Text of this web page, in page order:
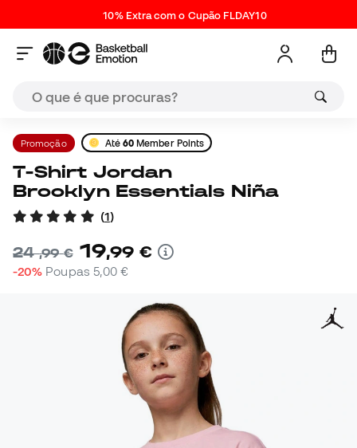
10% Extra com o Cupão FLDAY10
Promoção Até 60 Member Points
T-Shirt Jordan
Brooklyn Essentials Niña
(1)
24,99 € 19,99 €
-20% Poupas 5,00 €